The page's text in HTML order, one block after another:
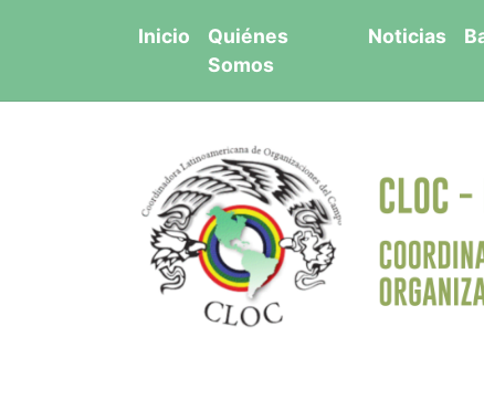
Inicio
Quiénes
Somos
Noticias